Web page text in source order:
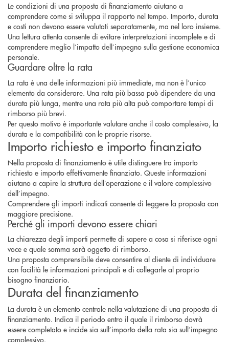
Le condizioni di una proposta di finanziamento aiutano a
comprendere come si sviluppa il rapporto nel tempo. Importo, durata
e costi non devono essere valutati separatamente, ma nel loro insieme.
Una lettura attenta consente di evitare interpretazioni incomplete e di
comprendere meglio l’impatto dell’impegno sulla gestione economica
personale.
Guardare oltre la rata
La rata è una delle informazioni più immediate, ma non è l’unico
elemento da considerare. Una rata più bassa può dipendere da una
durata più lunga, mentre una rata più alta può comportare tempi di
rimborso più brevi.
Per questo motivo è importante valutare anche il costo complessivo, la
durata e la compatibilità con le proprie risorse.
Importo richiesto e importo finanziato
Nella proposta di finanziamento è utile distinguere tra importo
richiesto e importo effettivamente finanziato. Queste informazioni
aiutano a capire la struttura dell’operazione e il valore complessivo
dell’impegno.
Comprendere gli importi indicati consente di leggere la proposta con
maggiore precisione.
Perché gli importi devono essere chiari
La chiarezza degli importi permette di sapere a cosa si riferisce ogni
voce e quale somma sarà oggetto di rimborso.
Una proposta comprensibile deve consentire al cliente di individuare
con facilità le informazioni principali e di collegarle al proprio
bisogno finanziario.
Durata del finanziamento
La durata è un elemento centrale nella valutazione di una proposta di
finanziamento. Indica il periodo entro il quale il rimborso dovrà
essere completato e incide sia sull’importo della rata sia sull’impegno
complessivo.